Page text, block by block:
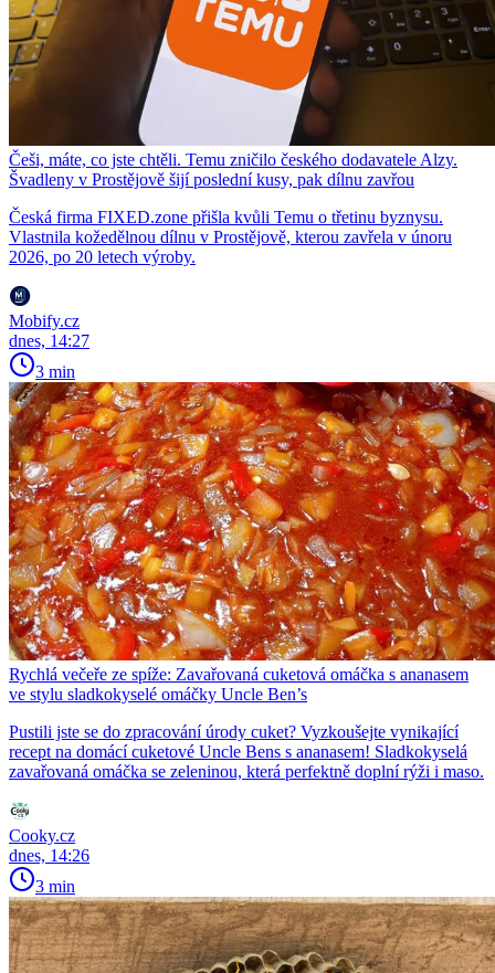
Češi, máte, co jste chtěli. Temu zničilo českého dodavatele Alzy.
Švadleny v Prostějově šijí poslední kusy, pak dílnu zavřou
Česká firma FIXED.zone přišla kvůli Temu o třetinu byznysu.
Vlastnila kožedělnou dílnu v Prostějově, kterou zavřela v únoru
2026, po 20 letech výroby.
Mobify.cz
dnes, 14:27
3 min
Rychlá večeře ze spíže: Zavařovaná cuketová omáčka s ananasem
ve stylu sladkokyselé omáčky Uncle Ben’s
Pustili jste se do zpracování úrody cuket? Vyzkoušejte vynikající
recept na domácí cuketové Uncle Bens s ananasem! Sladkokyselá
zavařovaná omáčka se zeleninou, která perfektně doplní rýži i maso.
Cooky.cz
dnes, 14:26
3 min